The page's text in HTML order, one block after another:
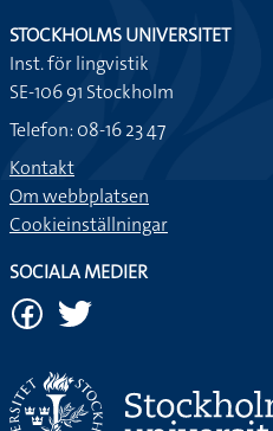
STOCKHOLMS UNIVERSITET
Inst. för lingvistik
SE-106 91 Stockholm
Telefon: 08-16 23 47
Kontakt
Om webbplatsen
Cookieinställningar
SOCIALA MEDIER